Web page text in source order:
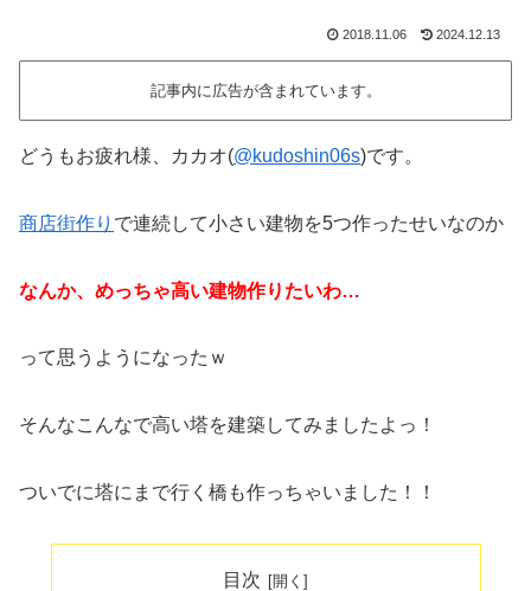
2018.11.06 2024.12.13
記事内に広告が含まれています。
どうもお疲れ様、カカオ(@kudoshin06s)です。
商店街作り で連続して小さい建物を5つ作ったせいなのか
なんか、めっちゃ高い建物作りたいわ…
って思うようになったｗ
そんなこんなで高い塔を建築してみましたよっ！
ついでに塔にまで行く橋も作っちゃいました！！
目次